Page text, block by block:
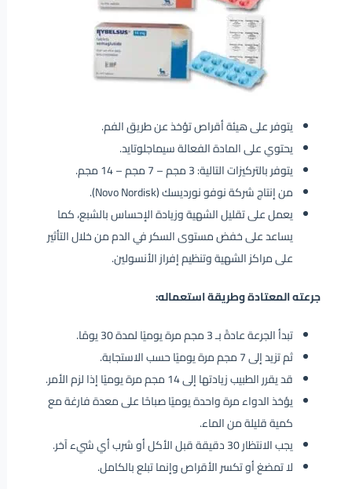
يتوفر على هيئة أقراص تؤخذ عن طريق الفم.
يحتوي على المادة الفعالة سيماجلوتايد.
يتوفر بالتركيزات التالية: 3 مجم – 7 مجم – 14 مجم.
من إنتاج شركة نوفو نورديسك (Novo Nordisk).
يعمل على تقليل الشهية وزيادة الإحساس بالشبع، كما
يساعد على خفض مستوى السكر في الدم من خلال التأثير
على مراكز الشهية وتنظيم إفراز الأنسولين.
جرعته المعتادة وطريقة استعماله:
تبدأ الجرعة عادةً بـ 3 مجم مرة يوميًا لمدة 30 يومًا.
ثم تزيد إلى 7 مجم مرة يوميًا حسب الاستجابة.
قد يقرر الطبيب زيادتها إلى 14 مجم مرة يوميًا إذا لزم الأمر.
يؤخذ الدواء مرة واحدة يوميًا صباحًا على معدة فارغة مع
كمية قليلة من الماء.
يجب الانتظار 30 دقيقة قبل الأكل أو شرب أي شيء آخر.
لا تمضغ أو تكسر الأقراص وإنما تبلع بالكامل.